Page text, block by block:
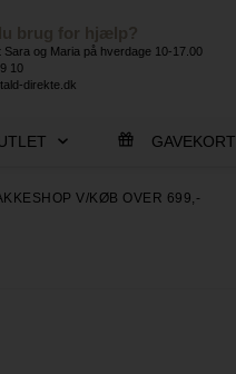
brug for hjælp?
Sara og Maria på hverdage 10-17.00
10
direkte.dk
GAVEKORT
V/KØB OVER 699,-